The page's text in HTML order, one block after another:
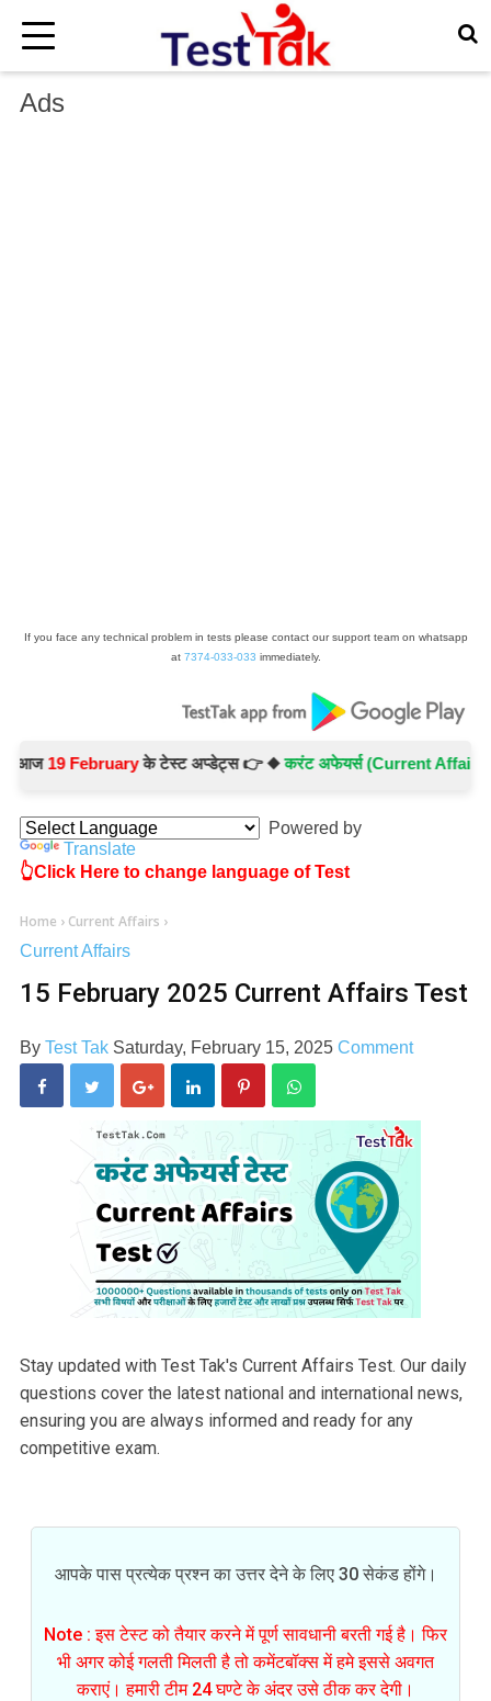
Ads
If you face any technical problem in tests please contact our support team on whatsapp
at 7374-033-033 immediately.
19 Februaryके टेस्ट अप्डेट्स 👉 ◆करंट अफेयर्स (Current Affairs) -
×
Powered by
Translate
👆Click Here to change language of Test
Home › Current Affairs ›
Current Affairs
15 February 2025 Current Affairs Test
By Test Tak Saturday, February 15, 2025 Comment
Stay updated with Test Tak's Current Affairs Test. Our daily
questions cover the latest national and international news,
ensuring you are always informed and ready for any
competitive exam.
आपके पास प्रत्येक प्रश्न का उत्तर देने के लिए 30 सेकंड होंगे।
Note : इस टेस्ट को तैयार करने में पूर्ण सावधानी बरती गई है। फिर
भी अगर कोई गलती मिलती है तो कमेंटबॉक्स में हमे इससे अवगत
कराएं। हमारी टीम 24 घण्टे के अंदर उसे ठीक कर देगी।